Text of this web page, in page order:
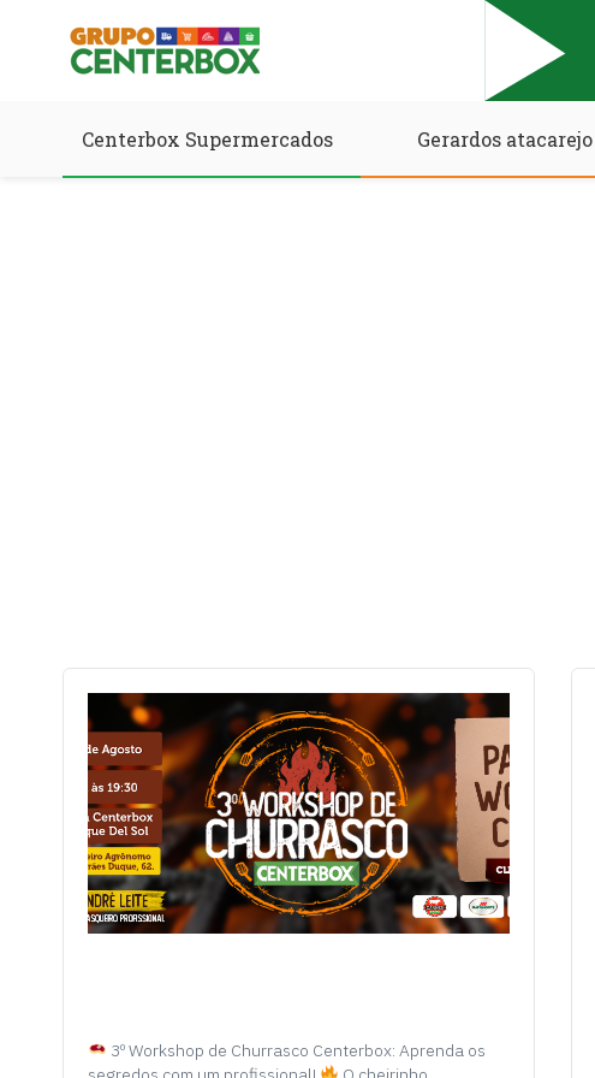
Centerbox Supermercados Gerardos atacarejo
3º Workshop de Churrasco Centerbox: Aprenda os